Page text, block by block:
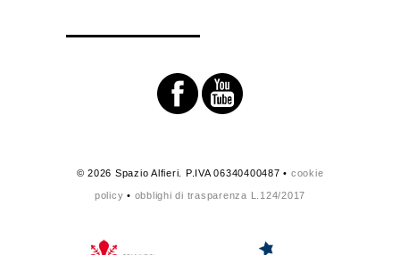
© 2026 Spazio Alfieri. P.IVA 06340400487 • cookie
policy • obblighi di trasparenza L.124/2017